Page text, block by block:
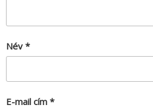
Név *
E-mail cím *